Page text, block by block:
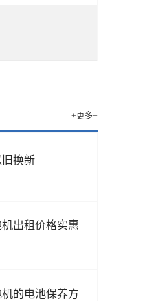
+更多+
换新
出租价格实惠
的电池保养方